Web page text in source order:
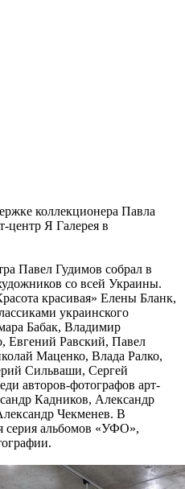
коллекционера Павла
центр Я Галерея в
Павел Гудимов собрал в
со всей Украины.
красивая» Елены Бланк,
украинского
Бабак, Владимир
Евгений Равский, Павел
Маценко, Влада Ралко,
Сильваши, Сергей
авторов-фотографов арт-
Кадников, Александр
Чекменев. В
серия альбомов «УФО»,